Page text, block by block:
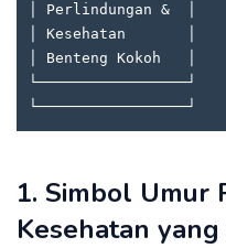
│ Perlindungan &  │
│ Kesehatan       │
│ Benteng Kokoh   │
└─────────────────┘
1. Simbol Umur
Kesehatan